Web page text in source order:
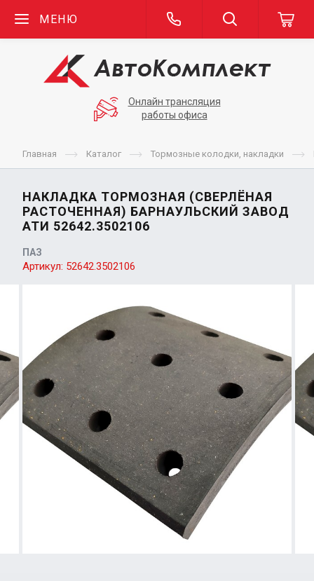
МЕНЮ
Онлайн трансляция
работы офиса
Главная Каталог Тормозные колодки, накладки
НАКЛАДКА ТОРМОЗНАЯ (СВЕРЛЁНАЯ
РАСТОЧЕННАЯ) БАРНАУЛЬСКИЙ ЗАВОД
АТИ 52642.3502106
ПАЗ
Артикул: 52642.3502106